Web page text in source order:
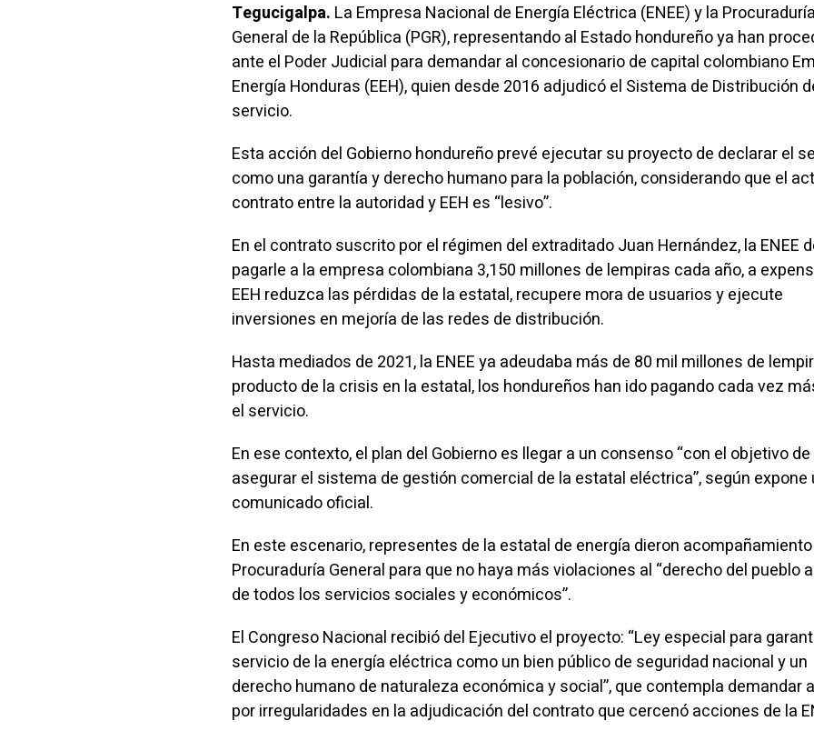
Tegucigalpa. La Empresa Nacional de Energía Eléctrica (ENEE) y la Procuraduría
General de la República (PGR), representando al Estado hondureño ya han
ante el Poder Judicial para demandar al concesionario de capital colombiano
Energía Honduras (EEH), quien desde 2016 adjudicó el Sistema de Distribución
servicio.
Esta acción del Gobierno hondureño prevé ejecutar su proyecto de declarar el
como una garantía y derecho humano para la población, considerando que el
contrato entre la autoridad y EEH es “lesivo”.
En el contrato suscrito por el régimen del extraditado Juan Hernández, la ENEE
pagarle a la empresa colombiana 3,150 millones de lempiras cada año, a
EEH reduzca las pérdidas de la estatal, recupere mora de usuarios y ejecute
inversiones en mejoría de las redes de distribución.
Hasta mediados de 2021, la ENEE ya adeudaba más de 80 mil millones de
producto de la crisis en la estatal, los hondureños han ido pagando cada vez
el servicio.
En ese contexto, el plan del Gobierno es llegar a un consenso “con el objetivo de
asegurar el sistema de gestión comercial de la estatal eléctrica”, según expone
comunicado oficial.
En este escenario, representes de la estatal de energía dieron
Procuraduría General para que no haya más violaciones al “derecho del pueblo
de todos los servicios sociales y económicos”.
El Congreso Nacional recibió del Ejecutivo el proyecto: “Ley especial para
servicio de la energía eléctrica como un bien público de seguridad nacional y un
derecho humano de naturaleza económica y social”, que contempla demandar a
por irregularidades en la adjudicación del contrato que cercenó acciones de la